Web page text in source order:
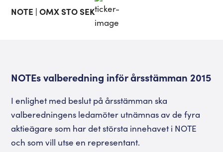
NOTE | OMX STO SEK
NOTEs valberedning inför årsstämman 2015
I enlighet med beslut på årsstämman ska
valberedningens ledamöter utnämnas av de fyra
aktieägare som har det största innehavet i NOTE
och som vill utse en representant.